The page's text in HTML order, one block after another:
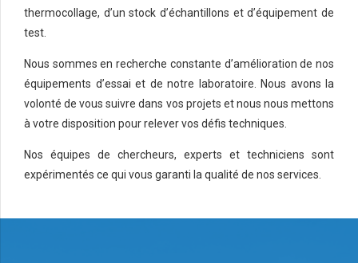
thermocollage, d’un stock d’échantillons et d’équipement de
test.
Nous sommes en recherche constante d’amélioration de nos
équipements d’essai et de notre laboratoire. Nous avons la
volonté de vous suivre dans vos projets et nous nous mettons
à votre disposition pour relever vos défis techniques.
Nos équipes de chercheurs, experts et techniciens sont
expérimentés ce qui vous garanti la qualité de nos services.